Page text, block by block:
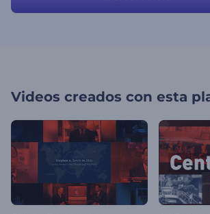
presentar las últimas noticias y cautivar a tu
Videos creados con esta